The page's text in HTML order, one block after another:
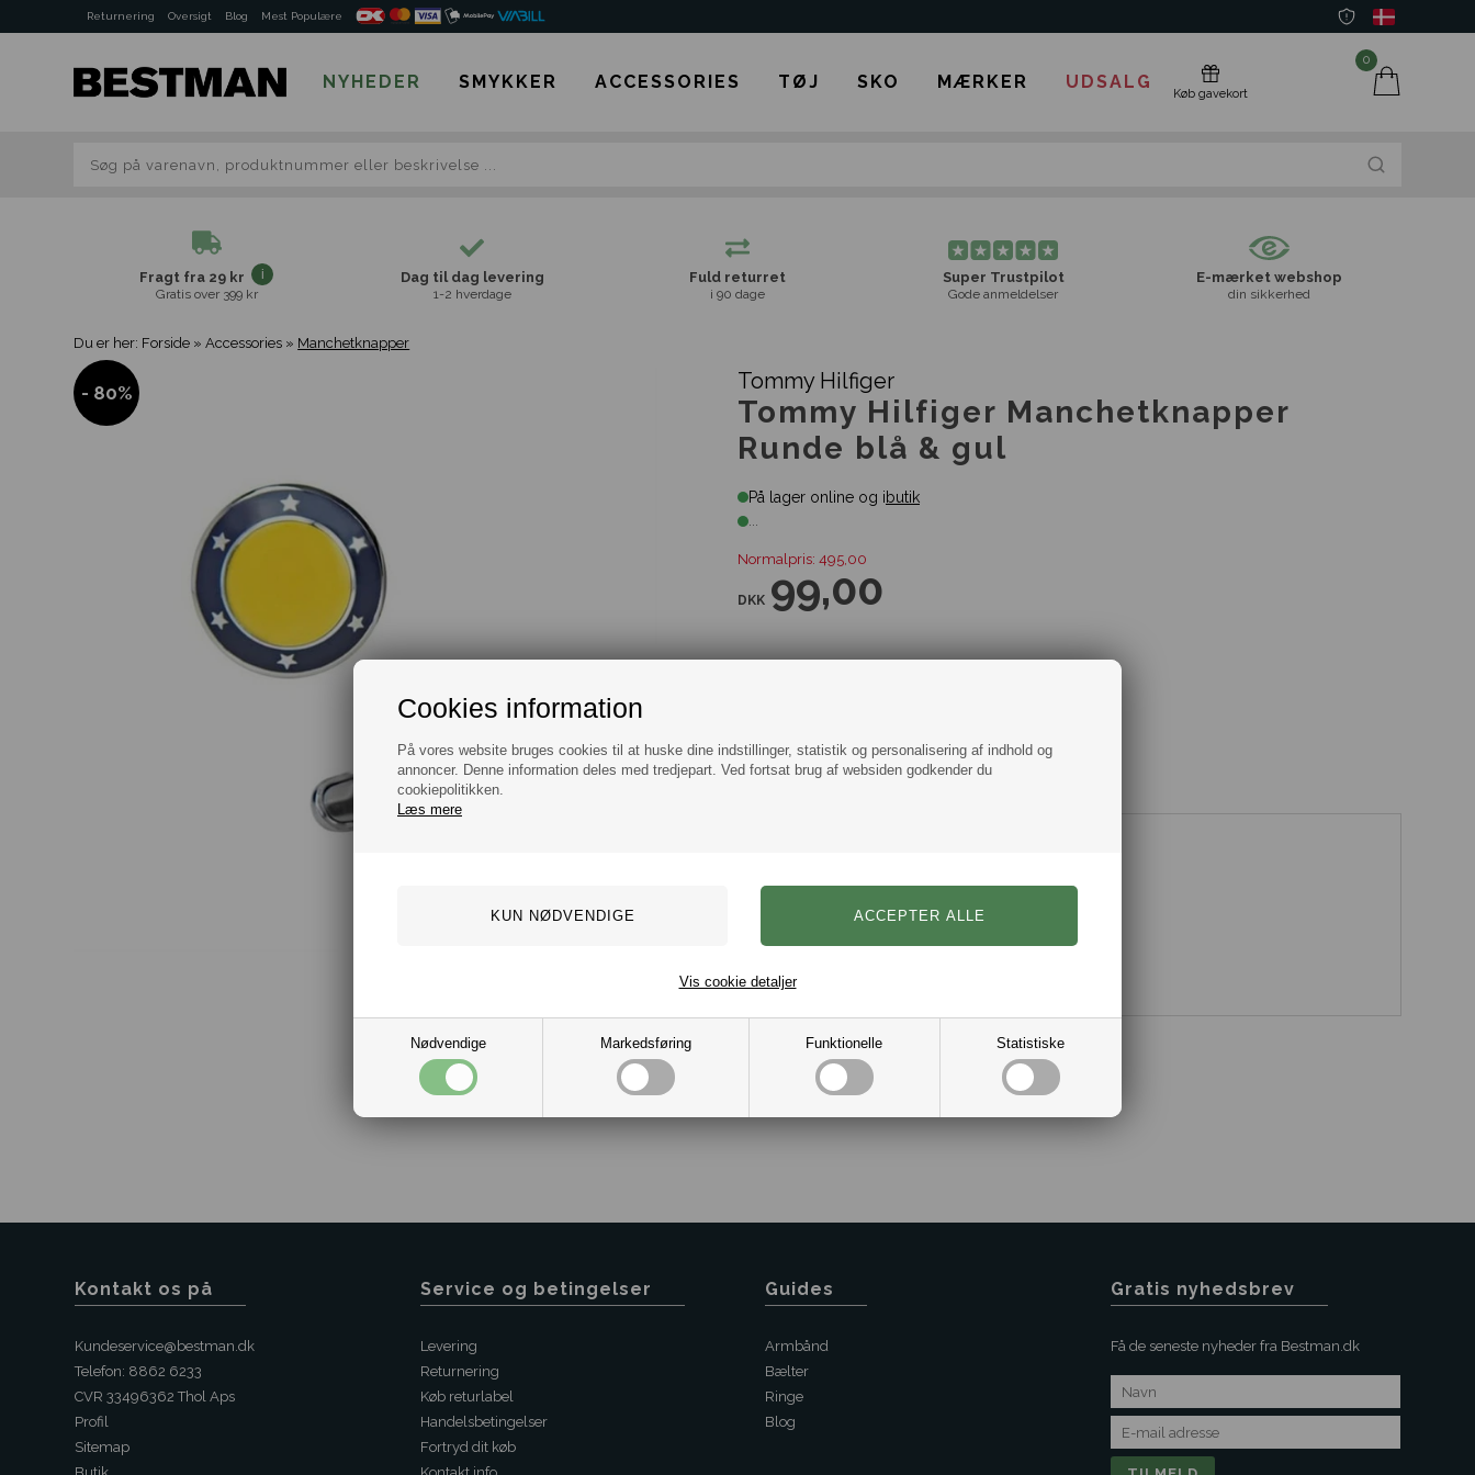
Cookies information
På vores website bruges cookies til at huske dine indstillinger, statistik og personalisering af indhold og
annoncer. Denne information deles med tredjepart. Ved fortsat brug af websiden godkender du
cookiepolitikken.
Læs mere
Nødvendige Markedsføring Funktionelle Statistiske
Vis cookie detaljer
Returnering Oversigt Blog Mest Populære
NYHEDER SMYKKER ACCESSORIES TØJ SKO MÆRKER UDSALG
0
Køb gavekort
Fragt fra 29 kr
Gratis over 399 kr
Dag til dag levering
1-2 hverdage
Fuld returret
i 90 dage
Super Trustpilot
Gode anmeldelser
E-mærket webshop
din sikkerhed
Du er her: Forside »Accessories » Manchetknapper
- 80% Tommy Hilfiger
Tommy Hilfiger Manchetknapper
Runde blå & gul
På lager online og ibutik
...
Normalpris: 495,00
DKK 99,00
Farve: Blå/Gul.
Materiale: Stål
10101427
Kontakt os på
Kundeservice@bestman.dk
Telefon: 8862 6233
CVR 33496362 Thol Aps
Profil
Sitemap
Service og betingelser
Levering
Returnering
Køb returlabel
Handelsbetingelser
Fortryd dit køb
Guides
Armbånd
Bælter
Ringe
Blog
Gratis nyhedsbrev
Få de seneste nyheder fra Bestman.dk